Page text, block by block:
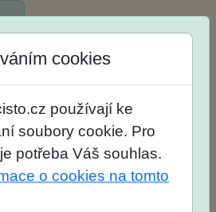
cookies
používají ke
soubory cookie. Pro
potřeba Váš souhlas.
o cookies na tomto